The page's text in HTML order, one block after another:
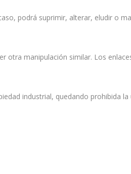
podrá suprimir, alterar, eludir o
otra manipulación similar. Los
industrial, quedando prohibida la